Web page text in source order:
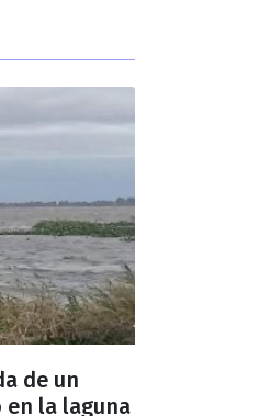
de un
la laguna